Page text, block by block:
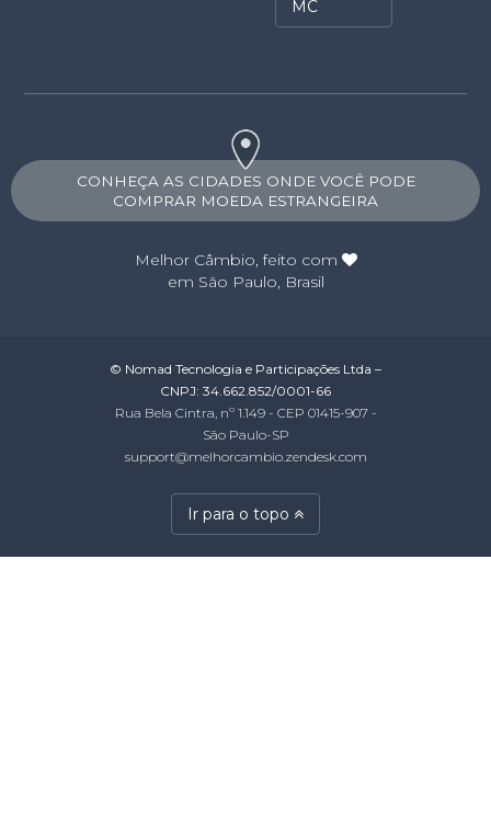
MC
CONHEÇA AS CIDADES ONDE VOCÊ PODE
COMPRAR MOEDA ESTRANGEIRA
Melhor Câmbio, feito com
em São Paulo, Brasil
© Nomad Tecnologia e Participações Ltda –
CNPJ: 34.662.852/0001-66
Rua Bela Cintra, nº 1.149 - CEP 01415-907 -
São Paulo-SP
support@melhorcambio.zendesk.com
Ir para o topo